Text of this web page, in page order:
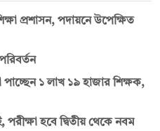
প্রশাসন, পদায়নে উপেক্ষিত
পাচ্ছেন ১ লাখ ১৯ হাজার শিক্ষক,
পরীক্ষা হবে দ্বিতীয় থেকে নবম